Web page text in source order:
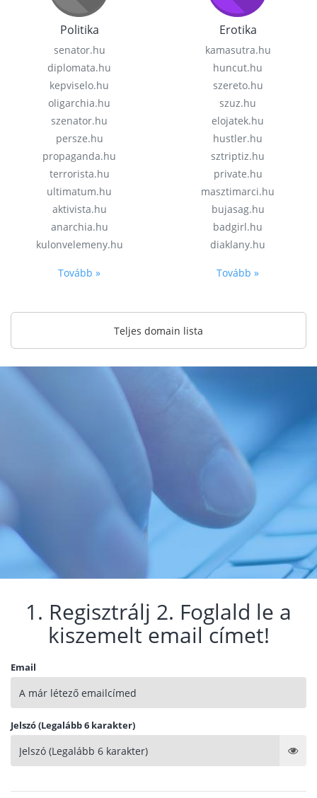
Politika
senator.hu
diplomata.hu
kepviselo.hu
oligarchia.hu
szenator.hu
persze.hu
propaganda.hu
terrorista.hu
ultimatum.hu
aktivista.hu
anarchia.hu
kulonvelemeny.hu
Tovább »
Erotika
kamasutra.hu
huncut.hu
szereto.hu
szuz.hu
elojatek.hu
hustler.hu
sztriptiz.hu
private.hu
masztimarci.hu
bujasag.hu
badgirl.hu
diaklany.hu
Tovább »
Teljes domain lista
1. Regisztrálj 2. Foglald le a
kiszemelt email címet!
Email
Jelszó (Legalább 6 karakter)